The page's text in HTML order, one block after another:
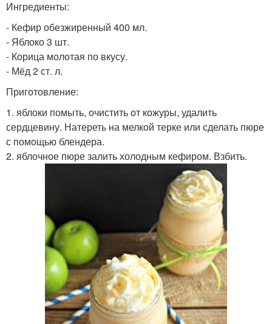
Ингредиенты:
- Кефир обезжиренный 400 мл.
- Яблоко 3 шт.
- Корица молотая по вкусу.
- Мёд 2 ст. л.
Приготовление:
1. яблоки помыть, очистить от кожуры, удалить
сердцевину. Натереть на мелкой терке или сделать пюре
с помощью блендера.
2. яблочное пюре залить холодным кефиром. Взбить.